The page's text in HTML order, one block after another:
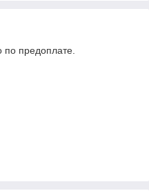
по предоплате.